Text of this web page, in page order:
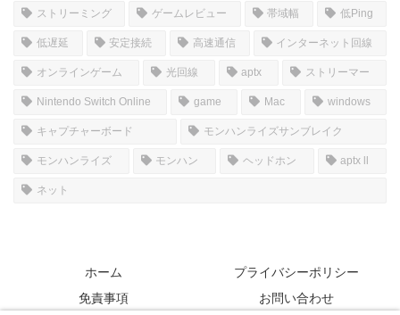
ストリーミング ゲームレビュー 帯域幅 低Ping
低遅延 安定接続 高速通信 インターネット回線
オンラインゲーム 光回線 aptx ストリーマー
Nintendo Switch Online game Mac windows
キャプチャーボード モンハンライズサンブレイク
モンハンライズ モンハン ヘッドホン aptx ll
ネット
ホーム
プライバシーポリシー
免責事項
お問い合わせ